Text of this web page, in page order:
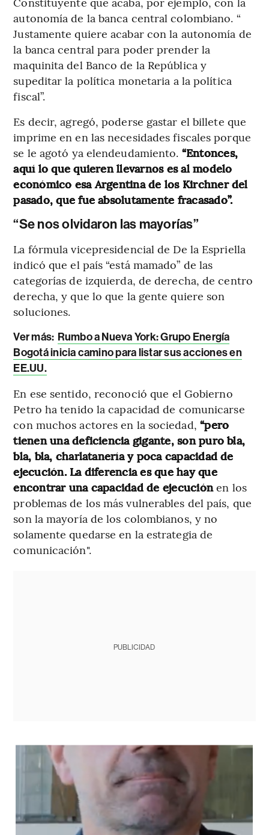
autonomía de la banca central colombiano. “
Justamente quiere acabar con la autonomía de
la banca central para poder prender la
maquinita del Banco de la República y
supeditar la política monetaria a la política
fiscal”.
Es decir, agregó, poderse gastar el billete que
imprime en en las necesidades fiscales porque
se le agotó ya elendeudamiento. “Entonces,
aquí lo que quieren llevarnos es al modelo
económico esa Argentina de los Kirchner del
pasado, que fue absolutamente fracasado”.
“Se nos olvidaron las mayorías”
La fórmula vicepresidencial de De la Espriella
indicó que el país “está mamado” de las
categorías de izquierda, de derecha, de centro
derecha, y que lo que la gente quiere son
soluciones.
Ver más: Rumbo a Nueva York: Grupo Energía
Bogotá inicia camino para listar sus acciones en
EE.UU.
En ese sentido, reconoció que el Gobierno
Petro ha tenido la capacidad de comunicarse
con muchos actores en la sociedad, “pero
tienen una deficiencia gigante, son puro bla,
bla, bla, charlatanería y poca capacidad de
ejecución. La diferencia es que hay que
encontrar una capacidad de ejecuciónen los
problemas de los más vulnerables del país, que
son la mayoría de los colombianos, y no
solamente quedarse en la estrategia de
comunicación".
PUBLICIDAD